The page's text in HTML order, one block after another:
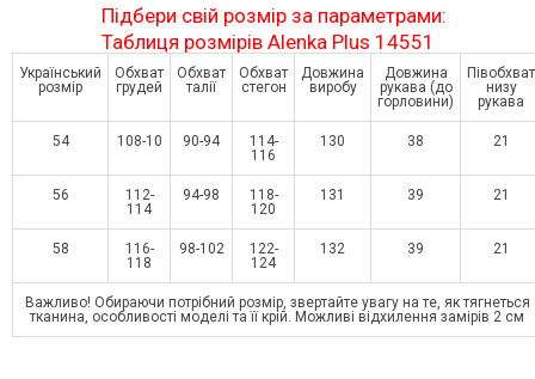
Підбери свій розмір за параметрами:
Таблиця розмірів Alenka Plus 14551
Український
розмір
Обхват
грудей
Обхват
талії
Обхват
стегон
Довжина
виробу
Довжина
рукава (до
горловини)
Півобхват
низу
рукава
54 108-10 90-94
114-
116
130 38 21
56
112-
114
94-98
118-
120
131 39 21
58
116-
118
98-102
122-
124
132 39 21
Важливо! Обираючи потрібний розмір, звертайте увагу на те, як тягнеться
тканина, особливості моделі та її крій. Можливі відхилення замірів 2 см